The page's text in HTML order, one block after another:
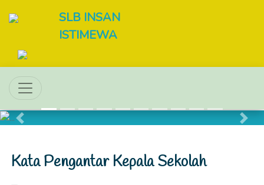
SLB INSAN
ISTIMEWA
Previous Next
Kata Pengantar Kepala Sekolah